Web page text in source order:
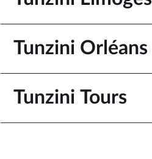
Tunzini Orléans
Tunzini Tours